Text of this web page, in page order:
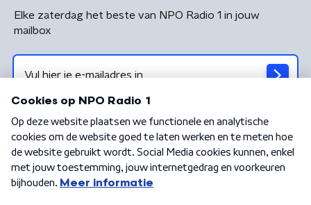
Elke zaterdag het beste van NPO Radio 1 in jouw
mailbox
Algemene voorwaarden Privacybeleid